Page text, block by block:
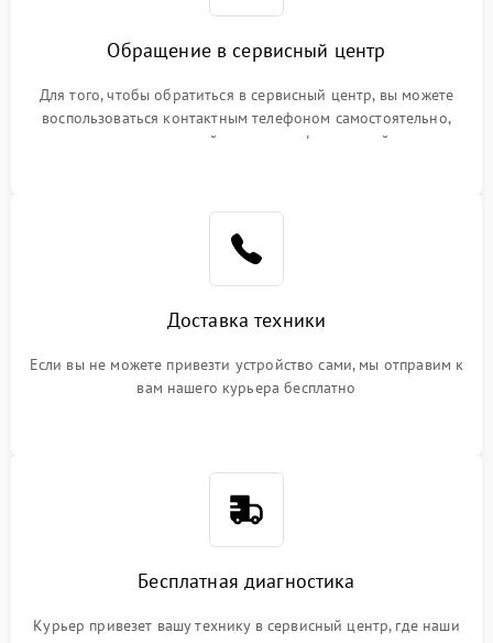
Обращение в сервисный центр
Для того, чтобы обратиться в сервисный центр, вы можете
воспользоваться контактным телефоном самостоятельно,
или оставить свой номер телефона на сайте
Доставка техники
Если вы не можете привезти устройство сами, мы отправим к
вам нашего курьера бесплатно
Бесплатная диагностика
Курьер привезет вашу технику в сервисный центр, где наши